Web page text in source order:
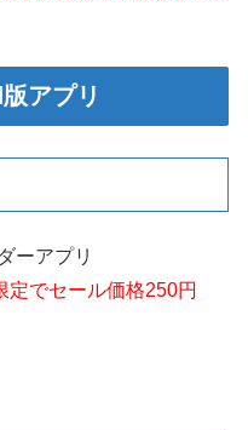
アプリ
ーアプリ
定でセール価格250円